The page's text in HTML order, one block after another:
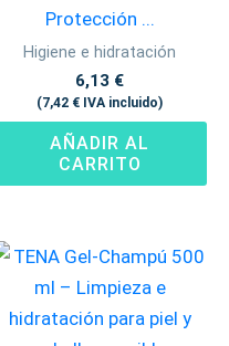
Protección ...
Higiene e hidratación
6,13 €
(7,42 € IVA incluido)
AÑADIR AL
CARRITO